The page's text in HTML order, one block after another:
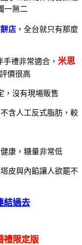
一無二
店 ，全台就只有那麼
禮非常適合， 米思
價很高
，沒有現場販售
含人工反式脂肪，較
康，糖量非常低
皮與內餡讓人欲罷不
結過去
禮限定版